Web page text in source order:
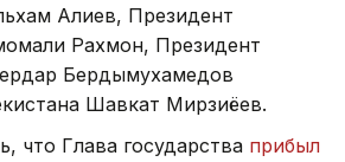
Алиев, Президент
Рахмон, Президент
Бердымухамедов
Шавкат Мирзиёев.
что Глава государства прибыл